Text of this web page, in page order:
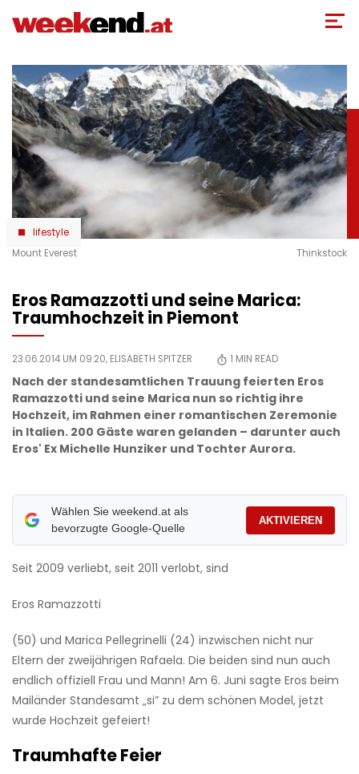
zum
lifestyle
Mount Everest
Thinkstock
Eros Ramazzotti und seine Marica:
Traumhochzeit in Piemont
23.06.2014 UM 09:20, ELISABETH SPITZER 1 MIN READ
Nach der standesamtlichen Trauung feierten Eros
Ramazzotti und seine Marica nun so richtig ihre
Hochzeit, im Rahmen einer romantischen Zeremonie
in Italien. 200 Gäste waren gelanden – darunter auch
Eros' Ex Michelle Hunziker und Tochter Aurora.
Wählen Sie weekend.at als
bevorzugte Google-Quelle
AKTIVIEREN
Seit 2009 verliebt, seit 2011 verlobt, sind
Eros Ramazzotti
(50) und Marica Pellegrinelli (24) inzwischen nicht nur
Eltern der zweijährigen Rafaela. Die beiden sind nun auch
endlich offiziell Frau und Mann! Am 6. Juni sagte Eros beim
Mailänder Standesamt „si” zu dem schönen Model, jetzt
wurde Hochzeit gefeiert!
Traumhafte Feier